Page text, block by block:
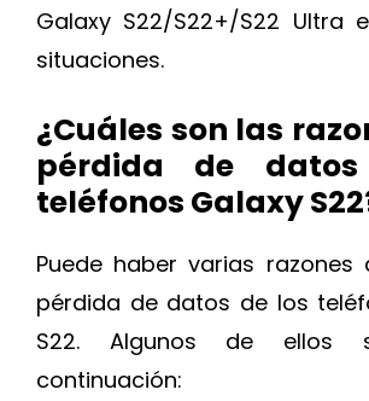
Galaxy S22/S22+/S22 Ultra
situaciones.
¿Cuáles son las
pérdida de
teléfonos Galaxy
Puede haber varias razones
pérdida de datos de los
S22. Algunos de
continuación: